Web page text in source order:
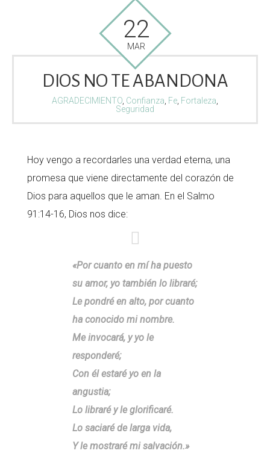
22
MAR
DIOS NO TE ABANDONA
AGRADECIMIENTO Confianza Fe Fortaleza
Seguridad
Hoy vengo a recordarles una verdad eterna, una
promesa que viene directamente del corazón de
Dios para aquellos que le aman. En el Salmo
91:14-16, Dios nos dice:
«Por cuanto en mí ha puesto
su amor, yo también lo libraré;
Le pondré en alto, por cuanto
ha conocido mi nombre.
Me invocará, y yo le
responderé;
Con él estaré yo en la
angustia;
Lo libraré y le glorificaré.
Lo saciaré de larga vida,
Y le mostraré mi salvación.»